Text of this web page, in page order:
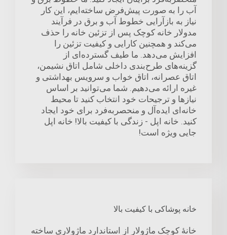
آب را به صورت پیش‌فرض ساخته‌ایم، این کار
نیاز به بازآرایی خطوط آب و برق در فرآیند
مدولار خانه کوچک پس از تزئین خانه را حذف
می‌کند و همچنین کارایی و کیفیت تزئین را
افزایش می‌دهد. ما طیف گسترده‌ای از
گزینه‌های طرح‌بندی داخلی شامل اتاق نشیمن،
اتاق عصرانه، اتاق خواب و سرویس بهداشتی و
غیره ارائه می‌دهیم. شما می‌توانید بر اساس
نیازها و ترجیحات خود انتخاب کنید تا محیط
خانه‌ای ایده‌آل و منحصربه‌فرد برای خود ایجاد
کنید. خانه اپل - زندگی با کیفیت بالا! خانه اپل
جایی ویژه است!
خانه پوشاکی با کیفیت بالا
خانهٔ کوچک ماژولار از استاندارد ماژولاری ساخته